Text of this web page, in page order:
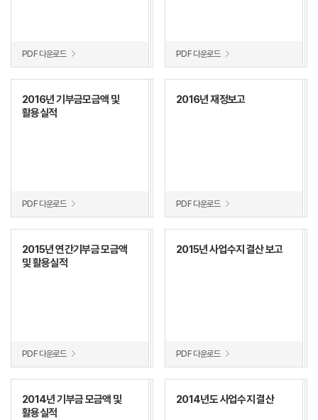
PDF 다운로드 PDF 다운로드
2016년 기부금모금액 및
활용실적
PDF 다운로드
2016년 재정보고
PDF 다운로드
2015년 연간기부금 모금액
및 활용실적
PDF 다운로드
2015년 사업수지 결산 보고
PDF 다운로드
2014년 기부금 모금액 및
활용실적
2014년도 사업수지 결산